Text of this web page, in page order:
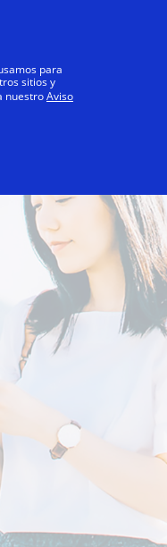
Todos
para
sitios y
nuestroAviso